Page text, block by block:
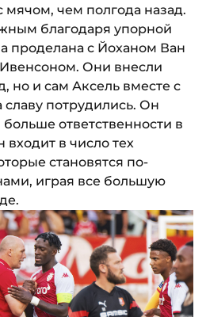
мячом, чем полгода назад.
благодаря упорной
проделана с Йоханом Ван
Они внесли
но и сам Аксель вместе с
потрудились. Он
ответственности в
в число тех
становятся по-
играя все большую